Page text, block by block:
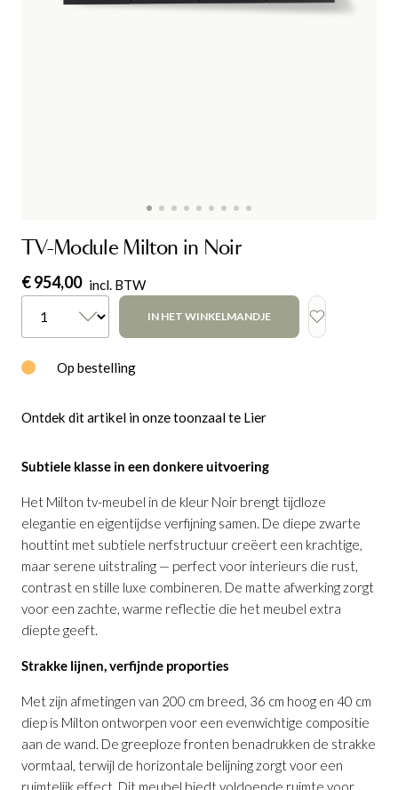
TV-Module Milton in Noir
€ 954,00 incl. BTW
IN HET WINKELMANDJE
Op bestelling
Ontdek dit artikel in onze toonzaal te Lier
Subtiele klasse in een donkere uitvoering
Het Milton tv-meubel in de kleur Noir brengt tijdloze
elegantie en eigentijdse verfijning samen. De diepe zwarte
houttint met subtiele nerfstructuur creëert een krachtige,
maar serene uitstraling — perfect voor interieurs die rust,
contrast en stille luxe combineren. De matte afwerking zorgt
voor een zachte, warme reflectie die het meubel extra
diepte geeft.
Strakke lijnen, verfijnde proporties
Met zijn afmetingen van 200 cm breed, 36 cm hoog en 40 cm
diep is Milton ontworpen voor een evenwichtige compositie
aan de wand. De greeploze fronten benadrukken de strakke
vormtaal, terwijl de horizontale belijning zorgt voor een
ruimtelijk effect. Dit meubel biedt voldoende ruimte voor